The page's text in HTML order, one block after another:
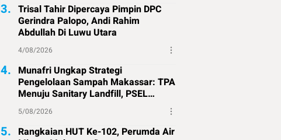
3. Trisal Tahir Dipercaya Pimpin DPC
Gerindra Palopo, Andi Rahim
Abdullah Di Luwu Utara
4/08/2026
4. Munafri Ungkap Strategi
Pengelolaan Sampah Makassar: TPA
Menuju Sanitary Landfill, PSEL
Beralih ke Perpres 109
5/08/2026
5. Rangkaian HUT Ke-102, Perumda Air